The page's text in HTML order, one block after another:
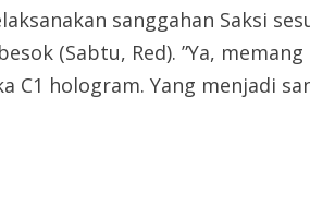
sanggahan Saksi
(Sabtu, Red). ”Ya,
hologram. Yang menjadi